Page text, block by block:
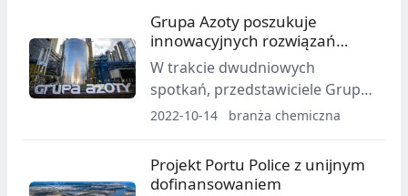
wsparcia. Już w I kwartale
uruchomiony zostanie krajowy
program wspierania
przedsiębiorczości na lata 2021-
2027 Fundusze Europejskie dla
Nowoczesnej Gospodarki
(FENG), który współfinansować
będzie przedsięwzięcia związane
z opracowywaniem i
Grupa Azoty poszukuje
innowacyjnych rozwiązań
wspólnie z Europejską Radą ds.
Innowacyjności
W trakcie dwudniowych
spotkań, przedstawiciele Grupy
Azoty spotkali się z europejskimi
innowacyjne rozwiązania z
potencjałem do wdrożenia w
2022-10-14 branża chemiczna
Projekt Portu Police z unijnym
dofinansowaniem